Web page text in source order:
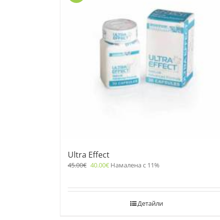
Ultra Effect
45.00€ 40.00€ Намалена с 11%
Детайли